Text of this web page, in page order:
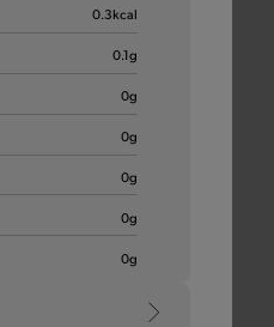
0.3kcal
0.1g
0g
0g
0g
0g
0g